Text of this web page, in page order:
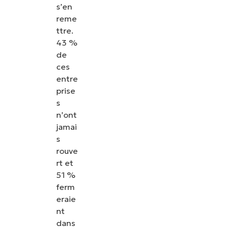
s’en
reme
ttre.
43 %
de
ces
entre
prise
s
n’ont
jamai
s
rouve
rt et
51 %
ferm
eraie
nt
dans